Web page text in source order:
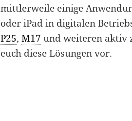
mittlerweile einige
oder iPad in digitalen
P25,M17 und weiteren aktiv
euch diese Lösungen vor.